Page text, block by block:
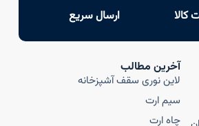
کالا ارسال سریع
آخرین مطالب
لاین نوری سقف آشپزخانه
سیم ارت
چاه ارت